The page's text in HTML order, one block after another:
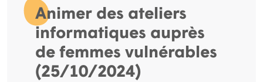
Animer des ateliers
informatiques auprès
de femmes vulnérables
(25/10/2024)